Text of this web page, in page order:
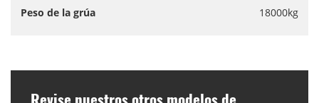
Peso de la grúa 18000kg